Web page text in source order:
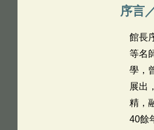
序言
館長
等名
學，
展出
精，
40餘